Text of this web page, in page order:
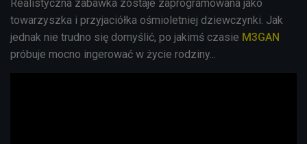
Realistyczna zabawka zostaje zaprogramowana jako
towarzyszka i przyjaciółka ośmioletniej dziewczynki. Jak
jednak nie trudno się domyślić, po jakimś czasie M3GAN
próbuje mocno ingerować w życie rodziny...